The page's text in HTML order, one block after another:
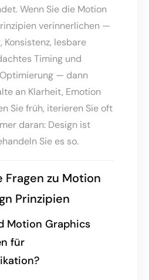
Wenn Sie die Motion
verinnerlichen —
lesbare
Timing und
— dann
an Klarheit, Emotion
Sie früh, iterieren Sie oft
daran: Design ist
Sie es so.
Fragen zu Motion
Prinzipien
Motion Graphics
für